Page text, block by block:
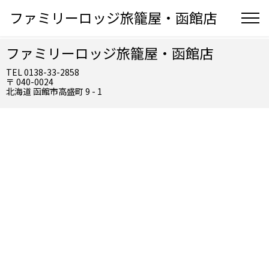
ファミリーロッジ旅籠屋・函館店
ファミリーロッジ旅籠屋・函館店
TEL 0138-33-2858
〒 040-0024
北海道 函館市高盛町 9 - 1